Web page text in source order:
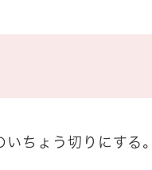
ちょう切りにする。